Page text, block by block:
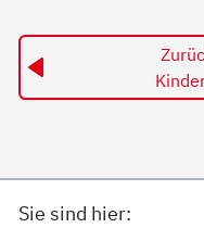
Sie sind hier: